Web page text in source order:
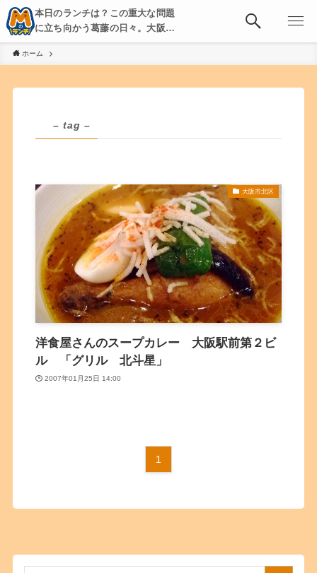
本日のランチは？この重大な問題
に立ち向かう葛藤の日々。大阪・
京都・神戸を中心とした食べ歩
き、飲み歩きを綴る。
ホーム
– tag –
大阪市北区
洋食屋さんのスープカレー 大阪駅前第２ビ
ル 「グリル 北斗星」
2007年01月25日 14:00
1